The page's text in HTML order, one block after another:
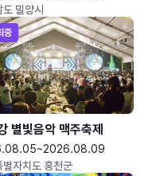
도 밀양시
중
별빛음악 맥주축제
별자치도 홍천군